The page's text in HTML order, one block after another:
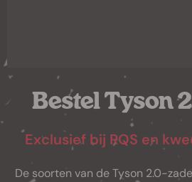
Bestel Tyson
Exclusief bij RQS en
De soorten van de Tyson 2.0-